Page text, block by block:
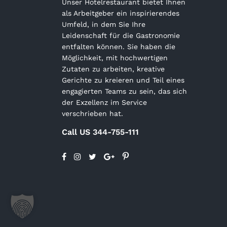
Unser Hotelrestaurant bietet Ihnen
als Arbeitgeber ein inspirierendes
Umfeld, in dem Sie Ihre
Leidenschaft für die Gastronomie
entfalten können. Sie haben die
Möglichkeit, mit hochwertigen
Zutaten zu arbeiten, kreative
Gerichte zu kreieren und Teil eines
engagierten Teams zu sein, das sich
der Exzellenz im Service
verschrieben hat.
Call US 344-755-111